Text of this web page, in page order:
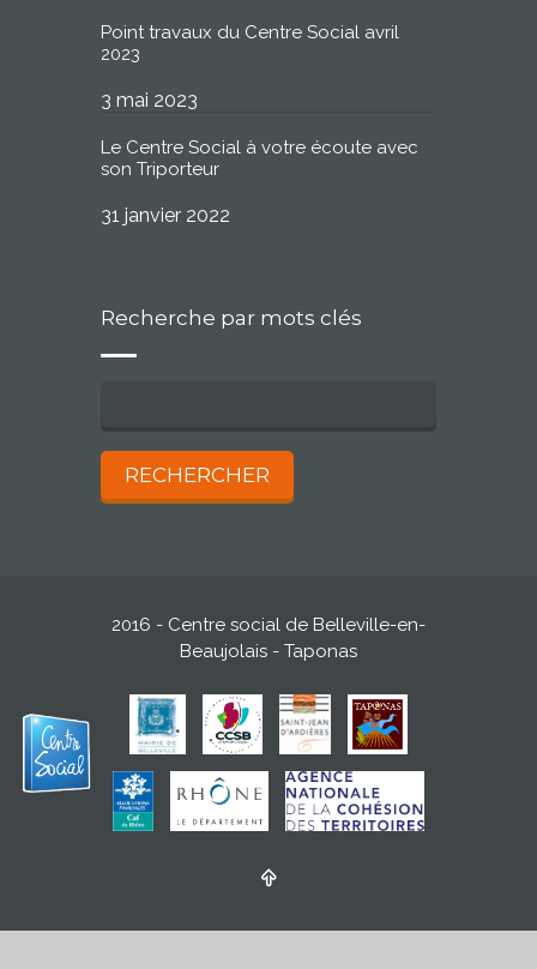
Point travaux du Centre Social avril
2023
3 mai 2023
Le Centre Social à votre écoute avec
son Triporteur
31 janvier 2022
Recherche par mots clés
2016 - Centre social de Belleville-en-
Beaujolais - Taponas